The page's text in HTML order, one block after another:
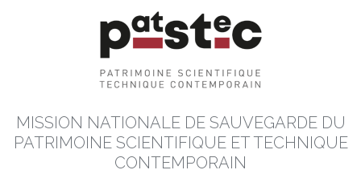
MISSION NATIONALE DE SAUVEGARDE DU
PATRIMOINE SCIENTIFIQUE ET TECHNIQUE
CONTEMPORAIN